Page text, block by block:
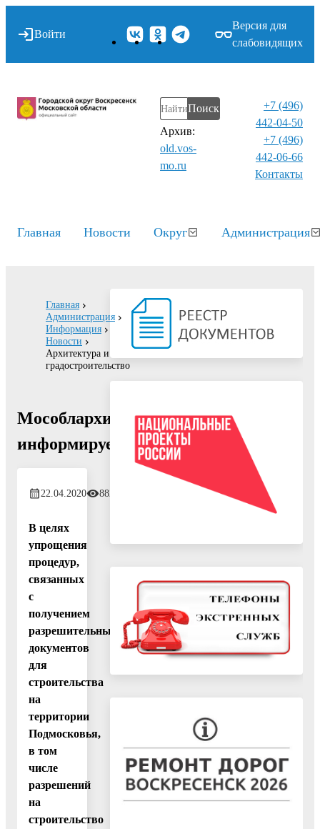
Войти
Версия для
слабовидящих
Поиск
Архив:
old.vos-
mo.ru
+7 (496)
442-04-50
+7 (496)
442-06-66
Контакты⁠
Главная Новости Округ Администрация
Главная
Администрация
Информация
Новости
Архитектура и
градостроительство
Мособлархитектура
информирует
22.04.2020 882
В целях
упрощения
процедур,
связанных
с
получением
разрешительных
документов
для
строительства
на
территории
Подмосковья,
в том
числе
разрешений
на
строительство